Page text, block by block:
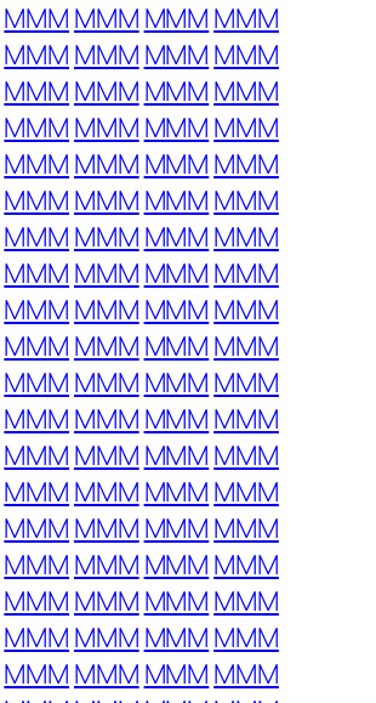
MMM MMM MMM MMM
MMM MMM MMM MMM
MMM MMM MMM MMM
MMM MMM MMM MMM
MMM MMM MMM MMM
MMM MMM MMM MMM
MMM MMM MMM MMM
MMM MMM MMM MMM
MMM MMM MMM MMM
MMM MMM MMM MMM
MMM MMM MMM MMM
MMM MMM MMM MMM
MMM MMM MMM MMM
MMM MMM MMM MMM
MMM MMM MMM MMM
MMM MMM MMM MMM
MMM MMM MMM MMM
MMM MMM MMM MMM
MMM MMM MMM MMM